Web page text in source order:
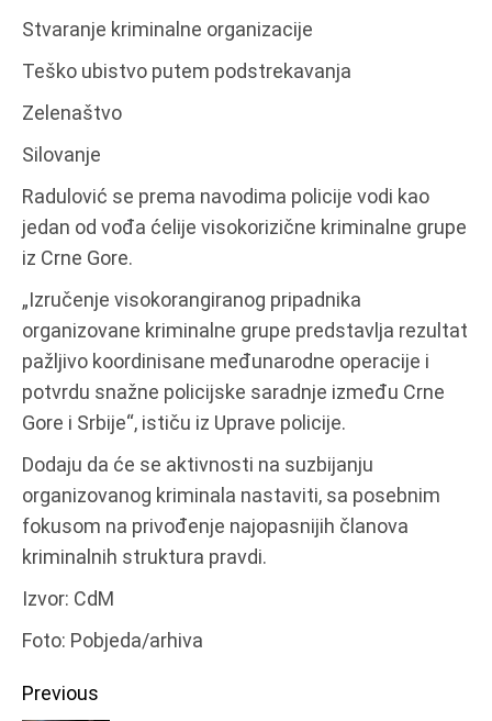
Stvaranje kriminalne organizacije
Teško ubistvo putem podstrekavanja
Zelenaštvo
Silovanje
Radulović se prema navodima policije vodi kao
jedan od vođa ćelije visokorizične kriminalne grupe
iz Crne Gore.
„Izručenje visokorangiranog pripadnika
organizovane kriminalne grupe predstavlja rezultat
pažljivo koordinisane međunarodne operacije i
potvrdu snažne policijske saradnje između Crne
Gore i Srbije“, ističu iz Uprave policije.
Dodaju da će se aktivnosti na suzbijanju
organizovanog kriminala nastaviti, sa posebnim
fokusom na privođenje najopasnijih članova
kriminalnih struktura pravdi.
Izvor: CdM
Foto: Pobjeda/arhiva
Continue
Previous